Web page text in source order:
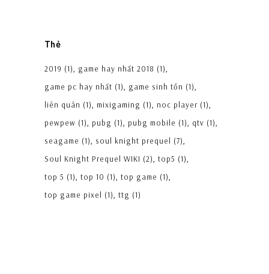
Thẻ
2019 (1) game hay nhất 2018 (1)
game pc hay nhất (1) game sinh tồn (1)
liên quân (1) mixigaming (1) noc player (1)
pewpew (1) pubg (1) pubg mobile (1) qtv (1)
seagame (1) soul knight prequel (7)
Soul Knight Prequel WIKI (2) top5 (1)
top 5 (1) top 10 (1) top game (1)
top game pixel (1) ttg (1)